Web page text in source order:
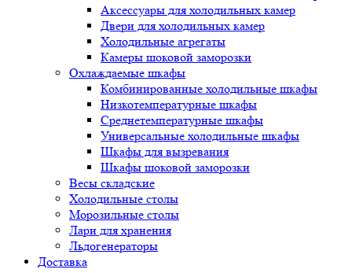
Аксессуары для холодильных камер
Двери для холодильных камер
Холодильные агрегаты
Камеры шоковой заморозки
Охлаждаемые шкафы
Комбинированные холодильные шкафы
Низкотемпературные шкафы
Среднетемпературные шкафы
Универсальные холодильные шкафы
Шкафы для вызревания
Шкафы шоковой заморозки
Весы складские
Холодильные столы
Морозильные столы
Лари для хранения
Льдогенераторы
Доставка